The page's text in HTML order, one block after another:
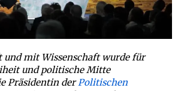
und mit Wissenschaft wurde für
und politische Mitte
Präsidentin der Politischen